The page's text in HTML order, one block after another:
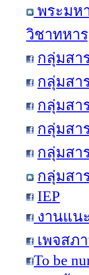
พระมห
วิชาทหา
กลุ่มสา
กลุ่มสา
กลุ่มสา
กลุ่มสา
กลุ่มสา
กลุ่มสา
IEP
งานแน
เพจสภ
To be